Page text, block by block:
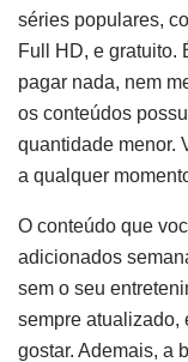
séries populares,
Full HD, e gratuito.
pagar nada, nem
os conteúdos
quantidade menor.
a qualquer
O conteúdo que
adicionados
sem o seu
sempre atualizado,
gostar. Ademais, a